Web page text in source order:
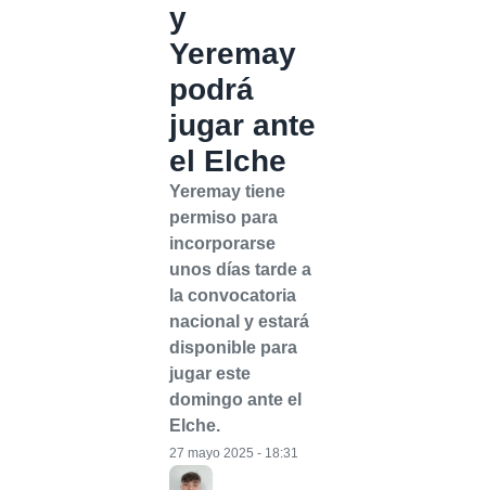
y
Yeremay
podrá
jugar ante
el Elche
Yeremay tiene
permiso para
incorporarse
unos días tarde a
la convocatoria
nacional y estará
disponible para
jugar este
domingo ante el
Elche.
27 mayo 2025 - 18:31